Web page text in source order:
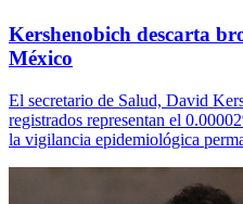
Kershenobich descarta
México
El secretario de Salud, David
registrados representan el
la vigilancia epidemiológica